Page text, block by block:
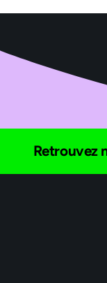
Retrouvez